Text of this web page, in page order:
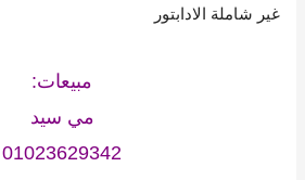
غير شاملة الادابتور
مبيعات:
مي سيد
01023629342